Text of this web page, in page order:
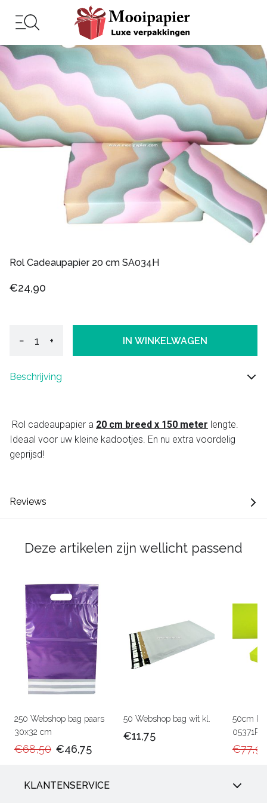
Rol Cadeaupapier 20 cm SA034H
€24,90
− + IN WINKELWAGEN
Beschrijving
Rol cadeaupapier a 20 cm breed x 150 meter lengte.
Ideaal voor uw kleine kadootjes. En nu extra voordelig
geprijsd!
Reviews
Deze artikelen zijn wellicht passend
250 Webshop bag paars
30x32 cm
€68,50 €46,75
50 Webshop bag wit kl.
€11,75
50cm
05371RU
KLANTENSERVICE